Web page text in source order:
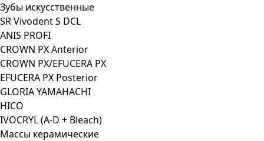
Зубы искусственные
SR Vivodent S DCL
ANIS PROFI
CROWN PX Anterior
CROWN PX/EFUCERA PX
EFUCERA PX Posterior
GLORIA YAMAHACHI
HICO
IVOCRYL (A-D + Bleach)
Массы керамические